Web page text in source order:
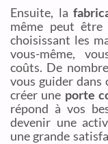
Ensuite, la
même peut être
choisissant les
vous-même,
coûts. De
vous guider
créer une porte
répond à vos
devenir une
une grande